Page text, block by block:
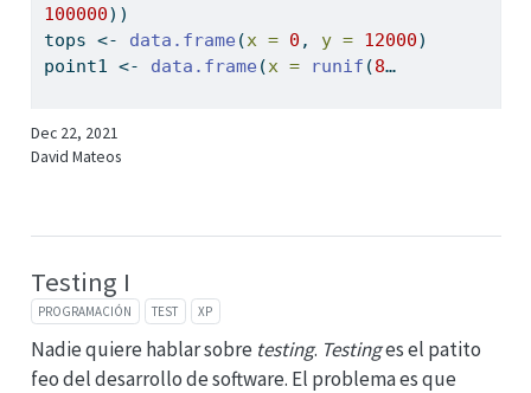
100000))
tops <- data.frame (x = 0 , y = 12000)
point1 <- data.frame (x = runif (8…
Dec 22, 2021
David Mateos
Testing I
PROGRAMACIÓN TEST XP
Nadie quiere hablar sobre testing. Testinges el patito
feo del desarrollo de software. El problema es que